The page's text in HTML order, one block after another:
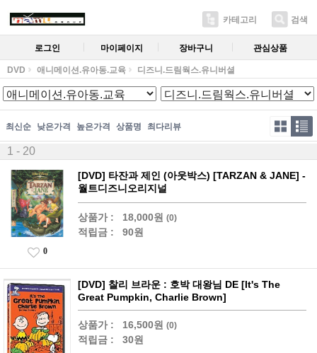
카테고리 검색
로그인 마이페이지 장바구니 관심상품
DVD 애니메이션.유아동.교육 디즈니.드림웍스.유니버셜
최신순 낮은가격 높은가격 상품명 최다리뷰
1 - 20
[DVD] 타잔과 제인 (아웃박스) [TARZAN & JANE] -
월트디즈니오리지널
상품가 : 18,000원 (0)
적립금 : 90원
0
[DVD] 찰리 브라운 : 호박 대왕님 DE [It's The
Great Pumpkin, Charlie Brown]
상품가 : 16,500원 (0)
적립금 : 30원